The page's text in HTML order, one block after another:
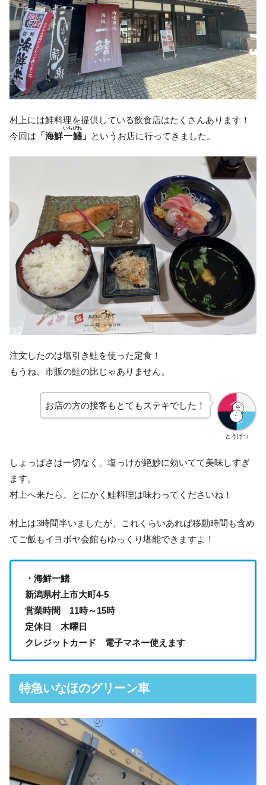
村上には鮭料理を提供している飲食店はたくさんあります！
今回は 「海鮮一鰭
いちびれ
」 というお店に行ってきました。
注文したのは塩引き鮭を使った定食！
もうね、市販の鮭の比じゃありません。
とうげつ
お店の方の接客もとてもステキでした！
しょっぱさは一切なく、塩っけが絶妙に効いてて美味しすぎ
ます。
村上へ来たら、とにかく鮭料理は味わってくださいね！
村上は3時間半いましたが、これくらいあれば移動時間も含め
てご飯もイヨボヤ会館もゆっくり堪能できますよ！
・海鮮一鰭
新潟県村上市大町4-5
営業時間 11時～15時
定休日 木曜日
クレジットカード 電子マネー使えます
特急いなほのグリーン車